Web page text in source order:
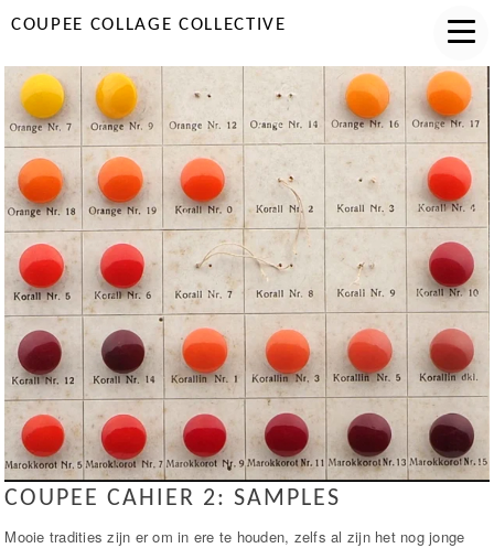
COUPEE COLLAGE COLLECTIVE
COUPEE CAHIER 2: SAMPLES
Mooie tradities zijn er om in ere te houden, zelfs al zijn het nog jonge